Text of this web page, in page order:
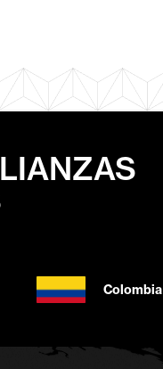
Colombia